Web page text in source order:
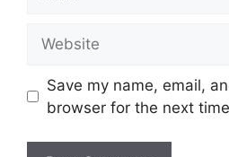
Save my name, email,
browser for the next